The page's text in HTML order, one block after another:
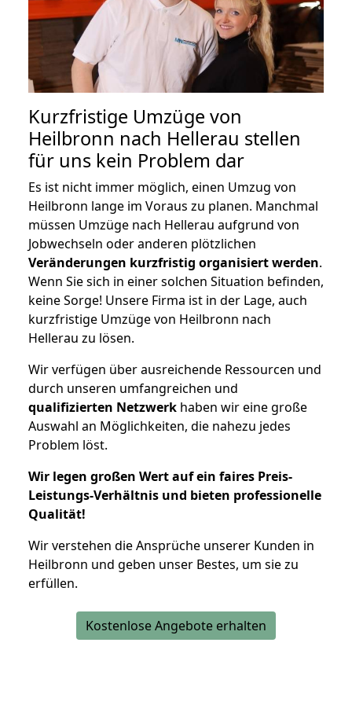
Kurzfristige Umzüge von
Heilbronn nach Hellerau stellen
für uns kein Problem dar
Es ist nicht immer möglich, einen Umzug von
Heilbronn lange im Voraus zu planen. Manchmal
müssen Umzüge nach Hellerau aufgrund von
Jobwechseln oder anderen plötzlichen
Veränderungen kurzfristig organisiert werden.
Wenn Sie sich in einer solchen Situation befinden,
keine Sorge! Unsere Firma ist in der Lage, auch
kurzfristige Umzüge von Heilbronn nach
Hellerau zu lösen.
Wir verfügen über ausreichende Ressourcen und
durch unseren umfangreichen und
qualifizierten Netzwerk haben wir eine große
Auswahl an Möglichkeiten, die nahezu jedes
Problem löst.
Wir legen großen Wert auf ein faires Preis-
Leistungs-Verhältnis und bieten professionelle
Qualität!
Wir verstehen die Ansprüche unserer Kunden in
Heilbronn und geben unser Bestes, um sie zu
erfüllen.
Kostenlose Angebote erhalten